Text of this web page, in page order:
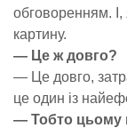
обговоренням.
картину.
— Це ж довго?
— Це довго,
це один із
— Тобто цьому